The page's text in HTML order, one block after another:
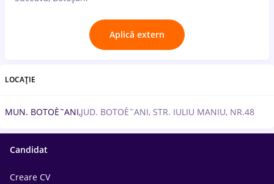
Aplică extern
LOCAȚIE
MUN. BOTOÈ˜ANI,JUD. BOTOÈ˜ANI, STR. IULIU MANIU, NR.48
Candidat
Creare CV